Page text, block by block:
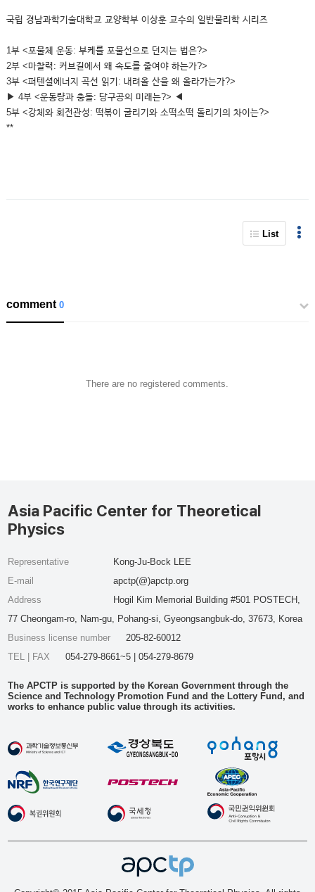
국립 경남과학기술대학교 교양학부 이상훈 교수의 일반물리학 시리즈
1부 <포물체 운동: 부케를 포물선으로 던지는 법은?>
2부 <마찰력: 커브길에서 왜 속도를 줄여야 하는가?>
3부 <퍼텐셜에너지 곡선 읽기: 내려올 산을 왜 올라가는가?>
▶ 4부 <운동량과 충돌: 당구공의 미래는?> ◀
5부 <강체와 회전관성: 떡볶이 굴리기와 소떡소떡 돌리기의 차이는?>
**
List
comment0
There are no registered comments.
Asia Pacific Center for Theoretical
Physics
Representative
Kong-Ju-Bock LEE
E-mail
apctp(@)apctp.org
Address
Hogil Kim Memorial Building #501 POSTECH,
77 Cheongam-ro, Nam-gu, Pohang-si, Gyeongsangbuk-do, 37673, Korea
Business license number
205-82-60012
TEL | FAX
054-279-8661~5 | 054-279-8679
The APCTP is supported by the Korean Government through the
Science and Technology Promotion Fund and the Lottery Fund, and
works to enhance public value through its activities.